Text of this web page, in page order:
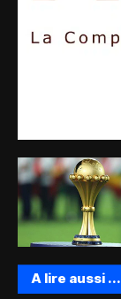
A lire aussi ...